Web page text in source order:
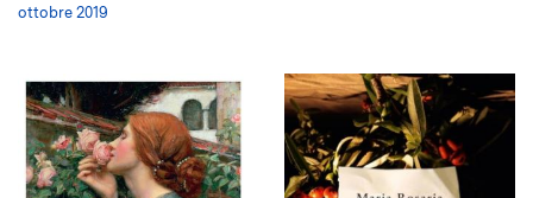
ottobre 2019